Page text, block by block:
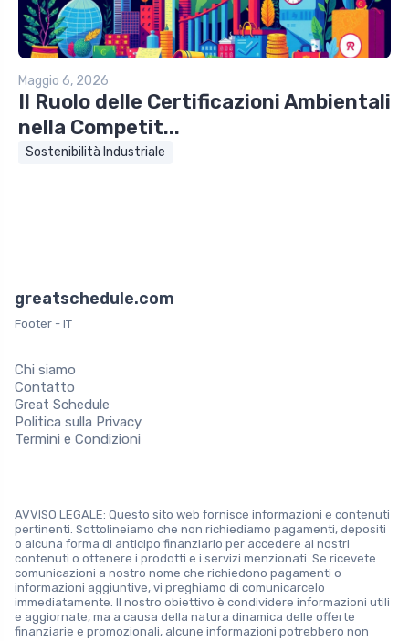
Maggio 6, 2026
Il Ruolo delle Certificazioni Ambientali
nella Competit...
Sostenibilità Industriale
greatschedule.com
Footer - IT
Chi siamo
Contatto
Great Schedule
Politica sulla Privacy
Termini e Condizioni
AVVISO LEGALE: Questo sito web fornisce informazioni e contenuti
pertinenti. Sottolineiamo che non richiediamo pagamenti, depositi
o alcuna forma di anticipo finanziario per accedere ai nostri
contenuti o ottenere i prodotti e i servizi menzionati. Se ricevete
comunicazioni a nostro nome che richiedono pagamenti o
informazioni aggiuntive, vi preghiamo di comunicarcelo
immediatamente. Il nostro obiettivo è condividere informazioni utili
e aggiornate, ma a causa della natura dinamica delle offerte
finanziarie e promozionali, alcune informazioni potrebbero non